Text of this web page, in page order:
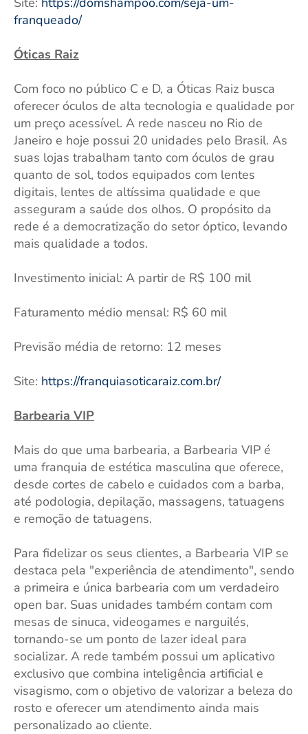
franqueado/
Óticas Raiz
Com foco no público C e D, a Óticas Raiz busca
oferecer óculos de alta tecnologia e qualidade por
um preço acessível. A rede nasceu no Rio de
Janeiro e hoje possui 20 unidades pelo Brasil. As
suas lojas trabalham tanto com óculos de grau
quanto de sol, todos equipados com lentes
digitais, lentes de altíssima qualidade e que
asseguram a saúde dos olhos. O propósito da
rede é a democratização do setor óptico, levando
mais qualidade a todos.
Investimento inicial: A partir de R$ 100 mil
Faturamento médio mensal: R$ 60 mil
Previsão média de retorno: 12 meses
Site: https://franquiasoticaraiz.com.br/
Barbearia VIP
Mais do que uma barbearia, a Barbearia VIP é
uma franquia de estética masculina que oferece,
desde cortes de cabelo e cuidados com a barba,
até podologia, depilação, massagens, tatuagens
e remoção de tatuagens.
Para fidelizar os seus clientes, a Barbearia VIP se
destaca pela "experiência de atendimento", sendo
a primeira e única barbearia com um verdadeiro
open bar. Suas unidades também contam com
mesas de sinuca, videogames e narguilés,
tornando-se um ponto de lazer ideal para
socializar. A rede também possui um aplicativo
exclusivo que combina inteligência artificial e
visagismo, com o objetivo de valorizar a beleza do
rosto e oferecer um atendimento ainda mais
personalizado ao cliente.